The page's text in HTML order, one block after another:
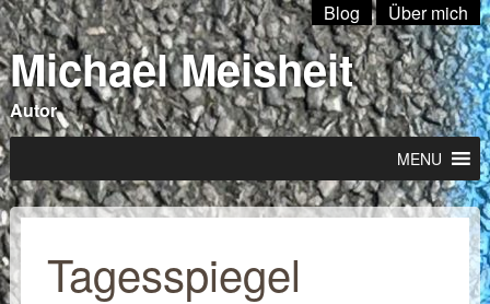
Blog Über mich
Michael Meisheit
Autor
MENU
Tagesspiegel